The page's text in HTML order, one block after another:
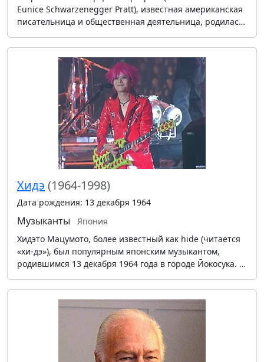
Eunice Schwarzenegger Pratt), известная американская
писательница и общественная деятельница, родилас…
Хидэ (1964-1998)
Дата рождения: 13 декабря 1964
Музыканты
Япония
Хидэто Мацумото, более известный как hide (читается
«хи-дэ»), был популярным японским музыкантом,
родившимся 13 декабря 1964 года в городе Йокосука. …